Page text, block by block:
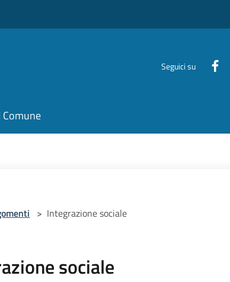
Seguici su
> Integrazione sociale
sociale